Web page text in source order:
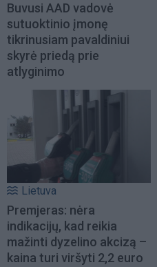
Buvusi AAD vadovė
sutuoktinio įmonę
tikrinusiam pavaldiniui
skyrė priedą prie
atlyginimo
Lietuva
Premjeras: nėra
indikacijų, kad reikia
mažinti dyzelino akcizą –
kaina turi viršyti 2,2 euro